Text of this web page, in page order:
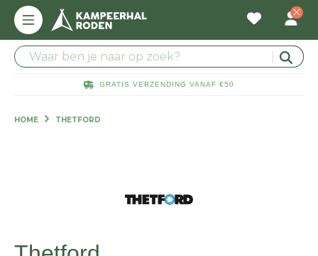
GRATIS VERZENDING VANAF €50
HOME THETFORD